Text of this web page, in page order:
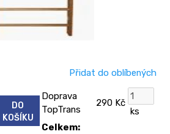
Přidat do oblíbených
DO
KOŠÍKU
Doprava
TopTrans
290 Kč
ks
Celkem: